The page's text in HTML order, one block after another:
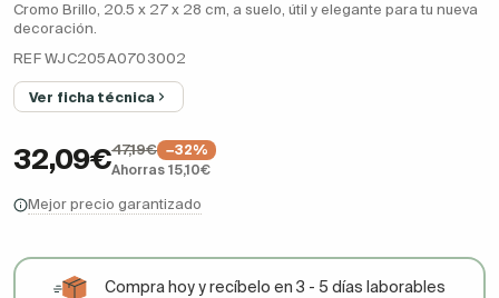
Cromo Brillo, 20.5 x 27 x 28 cm, a suelo, útil y elegante para tu nueva
decoración.
REF WJC205A0703002
Ver ficha técnica
32,09€47,19€
−32%
Ahorras 15,10€
Mejor precio garantizado
Compra hoy y recíbelo en 3 - 5 días laborables